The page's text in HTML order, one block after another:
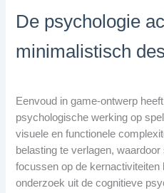
De psychologie
minimalistisch
Eenvoud in game-ontwerp
psychologische werking op
visuele en functionele
belasting te verlagen,
focussen op de kernactiviteiten
onderzoek uit de cognitieve